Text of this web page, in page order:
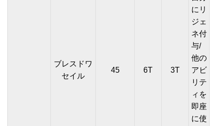
ブレスドワ
セイル
45 6T 3T
にリ
ジェ
ネ付
与/
他の
アビ
リテ
ィを
即座
に使